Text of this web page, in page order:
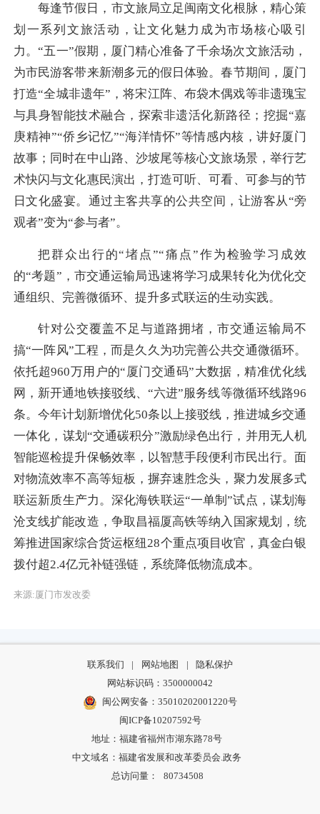
每逢节假日，市文旅局立足闽南文化根脉，精心策
划一系列文旅活动，让文化魅力成为市场核心吸引
力。“五一”假期，厦门精心准备了千余场次文旅活动，
为市民游客带来新潮多元的假日体验。春节期间，厦门
打造“全城非遗年”，将宋江阵、布袋木偶戏等非遗瑰宝
与具身智能技术融合，探索非遗活化新路径；挖掘“嘉
庚精神”“侨乡记忆”“海洋情怀”等情感内核，讲好厦门
故事；同时在中山路、沙坡尾等核心文旅场景，举行艺
术快闪与文化惠民演出，打造可听、可看、可参与的节
日文化盛宴。通过主客共享的公共空间，让游客从“旁
观者”变为“参与者”。
把群众出行的“堵点”“痛点”作为检验学习成效
的“考题”，市交通运输局迅速将学习成果转化为优化交
通组织、完善微循环、提升多式联运的生动实践。
针对公交覆盖不足与道路拥堵，市交通运输局不
搞“一阵风”工程，而是久久为功完善公共交通微循环。
依托超960万用户的“厦门交通码”大数据，精准优化线
网，新开通地铁接驳线、“六进”服务线等微循环线路96
条。今年计划新增优化50条以上接驳线，推进城乡交通
一体化，谋划“交通碳积分”激励绿色出行，并用无人机
智能巡检提升保畅效率，以智慧手段便利市民出行。面
对物流效率不高等短板，摒弃速胜念头，聚力发展多式
联运新质生产力。深化海铁联运“一单制”试点，谋划海
沧支线扩能改造，争取昌福厦高铁等纳入国家规划，统
筹推进国家综合货运枢纽28个重点项目收官，真金白银
拨付超2.4亿元补链强链，系统降低物流成本。
来源:厦门市发改委
联系我们 | 网站地图 |
隐私保护
网站标识码：3500000042
闽公网安备：35010202001220号
闽ICP备10207592号
地址：福建省福州市湖东路78号
中文域名：福建省发展和改革委员会.政务
总访问量：
80734508